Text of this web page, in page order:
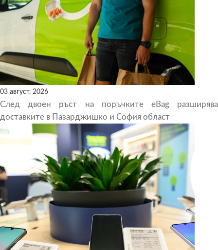
03 август, 2026
След двоен ръст на поръчките eBag разширява
доставките в Пазарджишко и София област